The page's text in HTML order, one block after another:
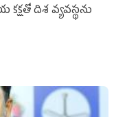
దిశ వ్య‌వ‌స్థ‌ను